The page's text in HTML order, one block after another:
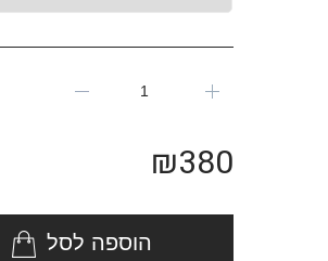
₪380
הוספה לסל